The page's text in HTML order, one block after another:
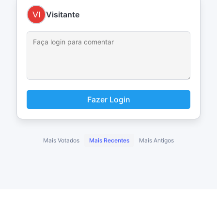
Visitante
Fazer Login
Mais Votados Mais Recentes Mais Antigos